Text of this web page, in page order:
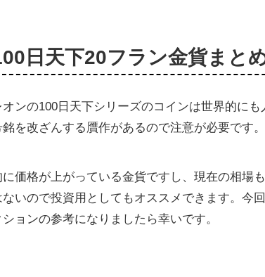
日天下20フラン金貨まと
ンの100日天下シリーズのコインは世界的に
を改ざんする贋作があるので注意が必要です。
価格が上がっている金貨ですし、現在の相場
ないので投資用としてもオススメできます。今
ションの参考になりましたら幸いです。